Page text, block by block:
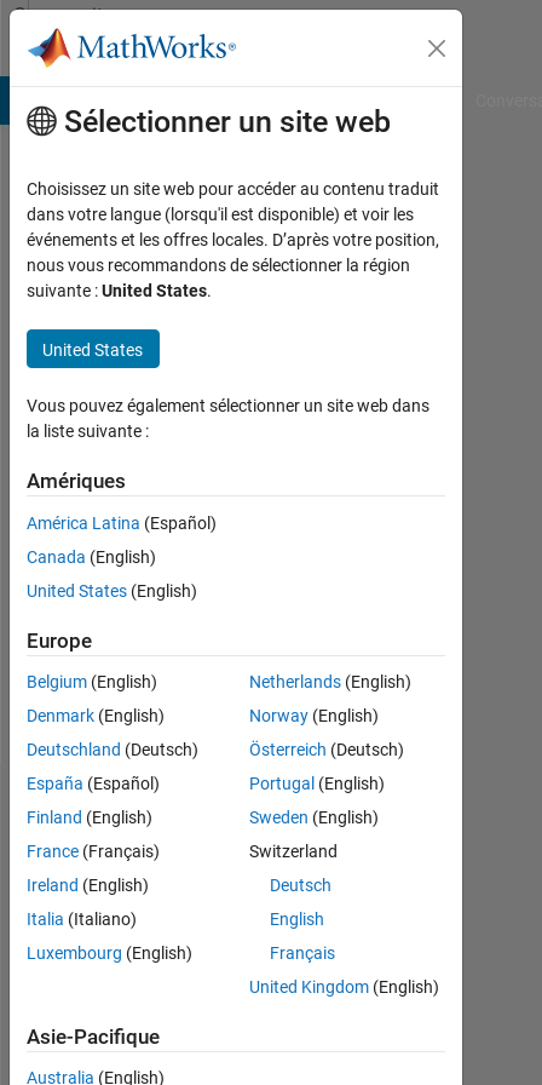
Passer au contenu
Community
Profile
Mohamed
Last
seen:
plus
de 2
ans il
|
Actif
2023
Followers:
0
Statistiques
L
-2
-1
1
2
3
Sélectionner un site web
Choisissez un site web pour accéder au contenu traduit
dans votre langue (lorsqu'il est disponible) et voir les
événements et les offres locales. D’après votre position,
nous vous recommandons de sélectionner la région
suivante :United States.
United States
Vous pouvez également sélectionner un site web dans
la liste suivante :
Amériques
América Latina (Español)
Canada (English)
United States (English)
Europe
Belgium (English)
Denmark (English)
Deutschland (Deutsch)
España (Español)
Finland (English)
France (Français)
Ireland (English)
Italia (Italiano)
Luxembourg (English)
Netherlands(English)
Norway(English)
Österreich (Deutsch)
Portugal (English)
Sweden (English)
Switzerland
Deutsch
English
Français
United Kingdom(English)
Asie-Pacifique
Australia (English)